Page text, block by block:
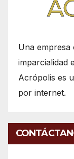
Una
imparcialidad
Acrópolis es
por internet.